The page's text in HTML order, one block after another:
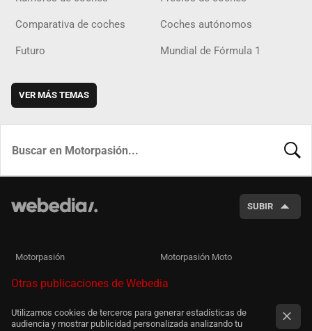
Comparativa de coches Coches autónomos
Futuro Mundial de Fórmula 1
VER MÁS TEMAS
SUBIR
Motorpasión Motorpasión Moto
Otras publicaciones de Webedia
Utilizamos cookies de terceros para generar estadísticas de
audiencia y mostrar publicidad personalizada analizando tu